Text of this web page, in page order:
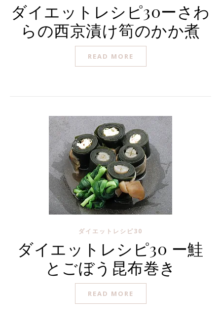
ダイエットレシピ30ーさわ
らの西京漬け筍のかか煮
READ MORE
ダイエットレシピ30
ダイエットレシピ30 ー鮭
とごぼう昆布巻き
READ MORE